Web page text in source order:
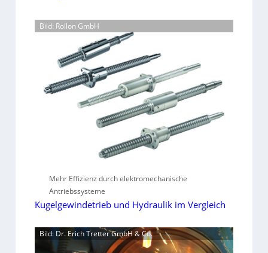
Bild: Rollon GmbH
Mehr Effizienz durch elektromechanische
Antriebssysteme
Kugelgewindetrieb und Hydraulik im Vergleich
Bild: Dr. Erich Tretter GmbH & Co.